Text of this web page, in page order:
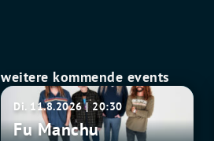
weitere kommende events
Fu
Manchu
Di. 11.8.2026 | 20:30
Fu Manchu